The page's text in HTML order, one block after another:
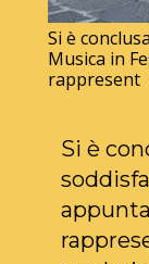
Si è
Musica in
rappresent
Si è